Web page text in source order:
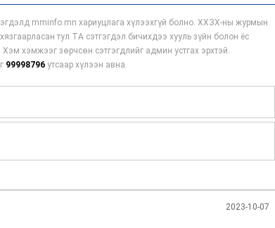
mminfo.mn хариуцлага хүлээхгүй болно. ХХЗХ-ны журмын
тул ТА сэтгэгдэл бичихдээ хууль зүйн болон ёс
хэмжээг зөрчсөн сэтгэгдлийг админ устгах эрхтэй.
99998796 утсаар хүлээн авна.
2023-10-07